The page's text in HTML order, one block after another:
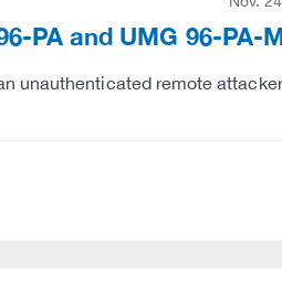
PA and UMG 96-PA-
unauthenticated remote